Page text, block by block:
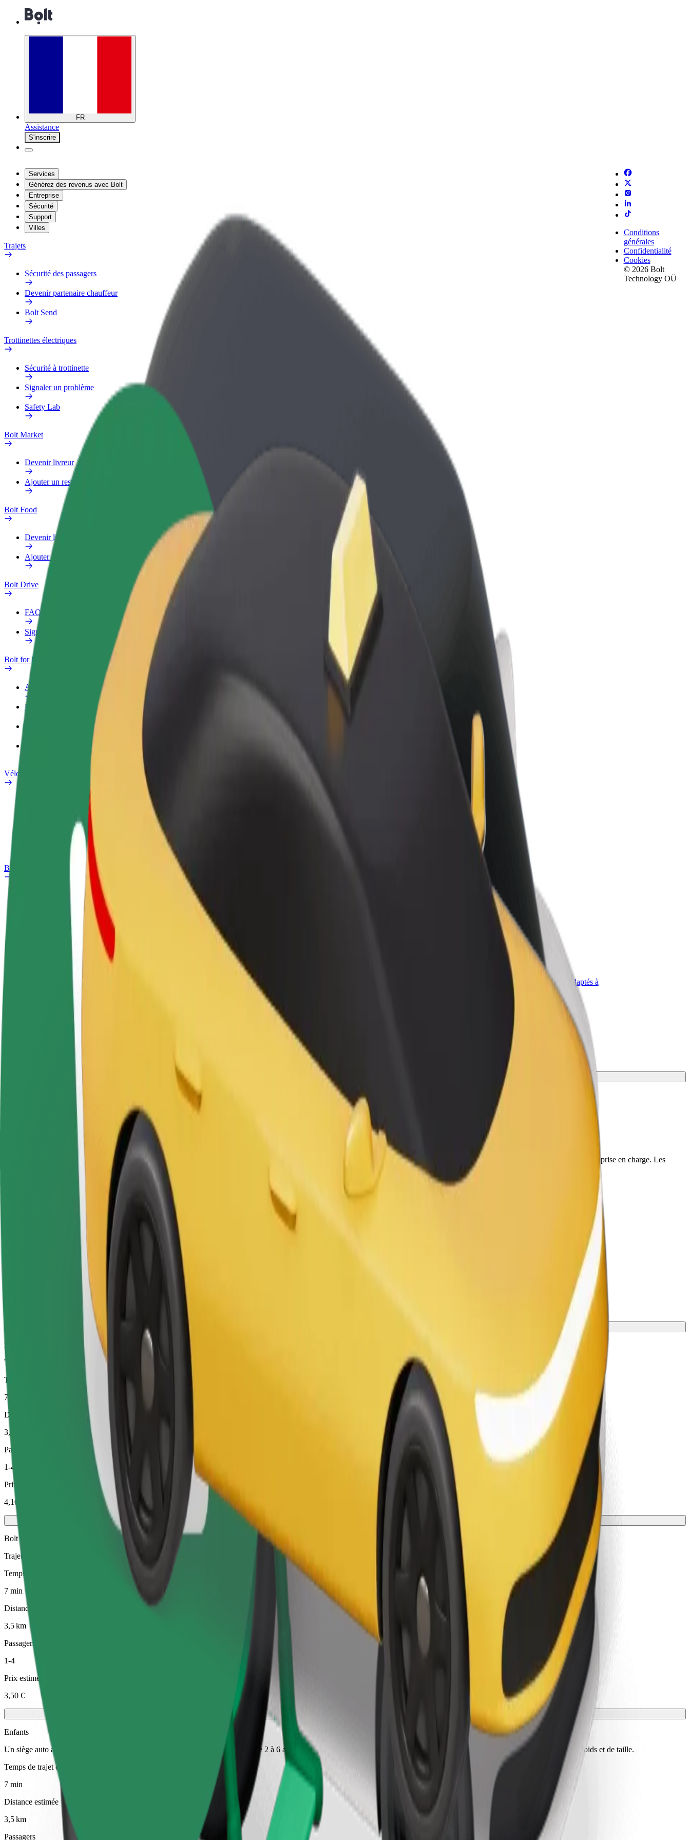
FR
Assistance
S'inscrire
Services
Générez des revenus avec Bolt
Entreprise
Sécurité
Support
Villes
Trajets
Sécurité des passagers
Devenir partenaire chauffeur
Bolt Send
Trottinettes électriques
Sécurité à trottinette
Signaler un problème
Safety Lab
Bolt Market
Devenir livreur
Ajouter un restaurant ou un magasin
Bolt Food
Devenir livreur
Ajouter un restaurant ou un magasin
Bolt Drive
FAQ
Signaler un véhicule
Bolt for Business
Avantages
Profil professionnel
Bolt Food pour les entreprises
Vélos électriques
Signaler un problème
Bolt Plus
Comment s'inscrire
Devenir partenaire chauffeur
Générez des revenus selon
Ajouter un restaurant ou un
magasin
Atteignez plus de clients et
augmentez vos revenus
Bolt for Business
Produits et services Bolt adaptés à
votre entreprise
Conditions
générales
Confidentialité
Cookies
© 2026 Bolt
Technology OÜ
À la recherche du meilleur trajet entre Ditton Nams et Lidl ? Explorez nos services et trouvez celui qui vous convient le mieux.
Télécharger l'appli
Praticité et confort, en quelques clics !
Les chauffeurs de cette catégorie peuvent aider les personnes âgées et les personnes en situation de handicap. Si vous avez des demandes particulières, informez votre chauffeur avant la prise en charge. Les
fauteuils roulants doivent être pliés (il ne s'agit pas d'un service WAV).
Bolt
Trajets fiables dans des voitures classiques de taille moyenne.
Temps de trajet estimé
7 min
Distance estimée
3,5 km
Passagers
1-4
Prix estimé
4,10 €
Bolt
Trajets abordables dans des voitures basiques
Temps de trajet estimé
7 min
Distance estimée
3,5 km
Passagers
1-4
Prix estimé
3,50 €
Enfants
Un siège auto avec harnais garantit un trajet en toute sécurité pour les enfants de 2 à 6 ans (environ 10 à 30 kg). Contactez le chauffeur pour connaître les limites exactes d'âge, de poids et de taille.
Temps de trajet estimé
7 min
Distance estimée
3,5 km
Passagers